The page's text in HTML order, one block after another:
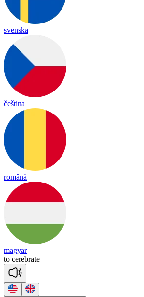
svenska
čeština
română
magyar
to cerebrate